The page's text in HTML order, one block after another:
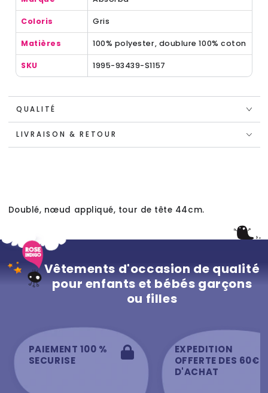
Coloris Gris
Matières 100% polyester, doublure 100% coton
SKU 1995-93439-S1157
QUALITÉ
LIVRAISON & RETOUR
Doublé, nœud appliqué, tour de tête 44cm.
Vêtements d'occasion de qualité
pour enfants et bébés garçons
ou filles
PAIEMENT 100 %
SECURISE
EXPEDITION
OFFERTE DES 60€
D'ACHAT